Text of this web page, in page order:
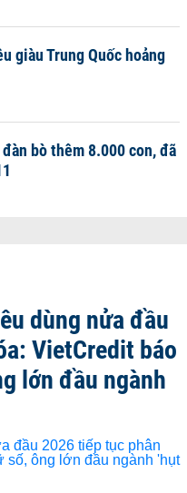
giàu Trung Quốc hoảng
bò thêm 8.000 con, đã
dùng nửa đầu
VietCredit báo
lớn đầu ngành